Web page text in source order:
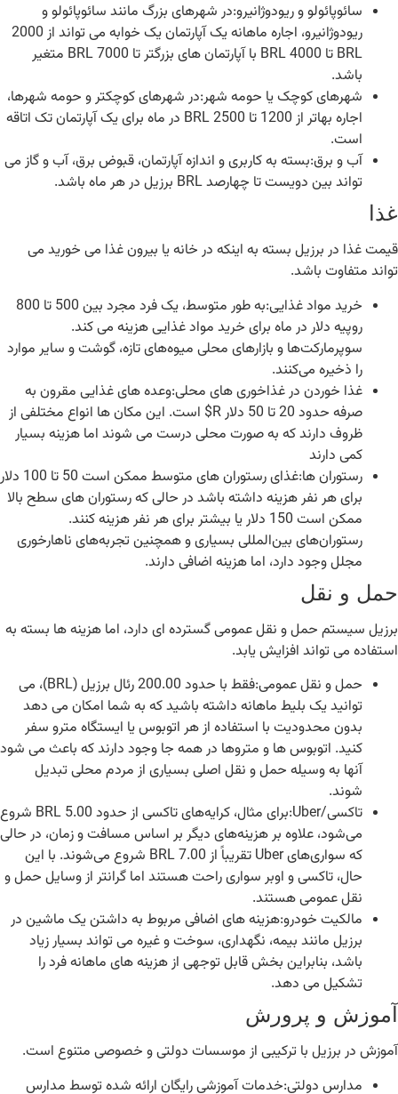
سائوپائولو و ریودوژانیرو:در شهرهای بزرگ مانند سائوپائولو و
ریودوژانیرو، اجاره ماهانه یک آپارتمان یک خوابه می تواند از 2000
BRL تا 4000 BRL با آپارتمان های بزرگتر تا 7000 BRL متغیر
باشد.
شهرهای کوچک یا حومه شهر:در شهرهای کوچکتر و حومه شهرها،
اجاره بهاتر از 1200 تا 2500 BRL در ماه برای یک آپارتمان تک اتاقه
است.
آب و برق:بسته به کاربری و اندازه آپارتمان، قبوض برق، آب و گاز می
تواند بین دویست تا چهارصد BRL برزیل در هر ماه باشد.
غذا
قیمت غذا در برزیل بسته به اینکه در خانه یا بیرون غذا می خورید می
تواند متفاوت باشد.
خرید مواد غذایی:به طور متوسط، یک فرد مجرد بین 500 تا 800
روپیه دلار در ماه برای خرید مواد غذایی هزینه می کند.
سوپرمارکت‌ها و بازارهای محلی میوه‌های تازه، گوشت و سایر موارد
را ذخیره می‌کنند.
غذا خوردن در غذاخوری های محلی:وعده های غذایی مقرون به
صرفه حدود 20 تا 50 دلار R$ است. این مکان ها انواع مختلفی از
ظروف دارند که به صورت محلی درست می شوند اما هزینه بسیار
کمی دارند
رستوران ها:غذای رستوران های متوسط ​​ممکن است 50 تا 100 دلار
برای هر نفر هزینه داشته باشد در حالی که رستوران های سطح بالا
ممکن است 150 دلار یا بیشتر برای هر نفر هزینه کنند.
رستوران‌های بین‌المللی بسیاری و همچنین تجربه‌های ناهارخوری
مجلل وجود دارد، اما هزینه اضافی دارند.
حمل و نقل
برزیل سیستم حمل و نقل عمومی گسترده ای دارد، اما هزینه ها بسته به
استفاده می تواند افزایش یابد.
حمل و نقل عمومی:فقط با حدود 200.00 رئال برزیل (BRL)، می
توانید یک بلیط ماهانه داشته باشید که به شما امکان می دهد
بدون محدودیت با استفاده از هر اتوبوس یا ایستگاه مترو سفر
کنید. اتوبوس ها و متروها در همه جا وجود دارند که باعث می شود
آنها به وسیله حمل و نقل اصلی بسیاری از مردم محلی تبدیل
شوند.
تاکسی/Uber:برای مثال، کرایه‌های تاکسی از حدود BRL 5.00 شروع
می‌شود، علاوه بر هزینه‌های دیگر بر اساس مسافت و زمان، در حالی
که سواری‌های Uber تقریباً از BRL 7.00 شروع می‌شوند. با این
حال، تاکسی و اوبر سواری راحت هستند اما گرانتر از وسایل حمل و
نقل عمومی هستند.
مالکیت خودرو:هزینه های اضافی مربوط به داشتن یک ماشین در
برزیل مانند بیمه، نگهداری، سوخت و غیره می تواند بسیار زیاد
باشد، بنابراین بخش قابل توجهی از هزینه های ماهانه فرد را
تشکیل می دهد.
آموزش و پرورش
آموزش در برزیل با ترکیبی از موسسات دولتی و خصوصی متنوع است.
مدارس دولتی:خدمات آموزشی رایگان ارائه شده توسط مدارس